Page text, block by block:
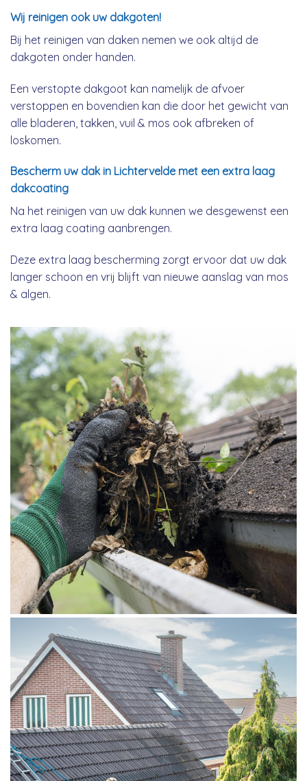
Wij reinigen ook uw dakgoten!
Bij het reinigen van daken nemen we ook altijd de
dakgoten onder handen.
Een verstopte dakgoot kan namelijk de afvoer
verstoppen en bovendien kan die door het gewicht van
alle bladeren, takken, vuil & mos ook afbreken of
loskomen.
Bescherm uw dak in Lichtervelde met een extra laag
dakcoating
Na het reinigen van uw dak kunnen we desgewenst een
extra laag coating aanbrengen.
Deze extra laag bescherming zorgt ervoor dat uw dak
langer schoon en vrij blijft van nieuwe aanslag van mos
& algen.